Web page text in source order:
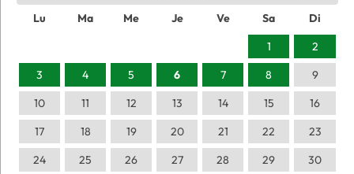
Lu Ma Me Je Ve Sa
Di
1
2
3
4 5 6 7 8
9
10
11 12 13 14 15
16
17
18 19 20 21 22
23
24
25 26 27 28 29
30